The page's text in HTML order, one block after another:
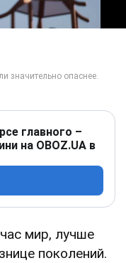
главного –
на OBOZ.UA в
мир, лучше
поколений.